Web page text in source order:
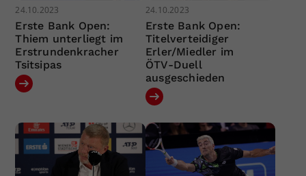
24.10.2023
Erste Bank Open:
Thiem unterliegt im
Erstrundenkracher
Tsitsipas
24.10.2023
Erste Bank Open:
Titelverteidiger
Erler/Miedler im
ÖTV-Duell
ausgeschieden